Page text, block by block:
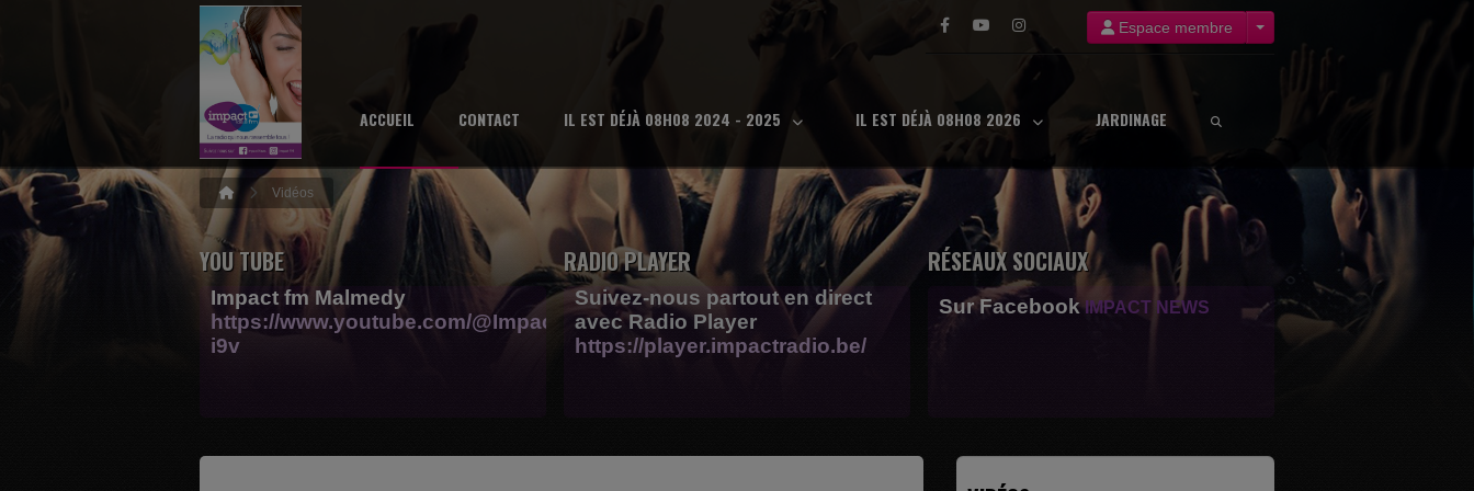
Espace membre
ACCUEIL CONTACT IL EST DÉJÀ 08H08 2024 - 2025 IL EST DÉJÀ 08H08 2026 JARDINAGE
Vidéos
YOU TUBE
Impact fm Malmedy
https://www.youtube.com/@Impactfm-
i9v
RADIO PLAYER
Suivez-nous partout en direct
avec Radio Player
https://player.impactradio.be/
RÉSEAUX SOCIAUX
Sur Facebook IMPACT NEWS